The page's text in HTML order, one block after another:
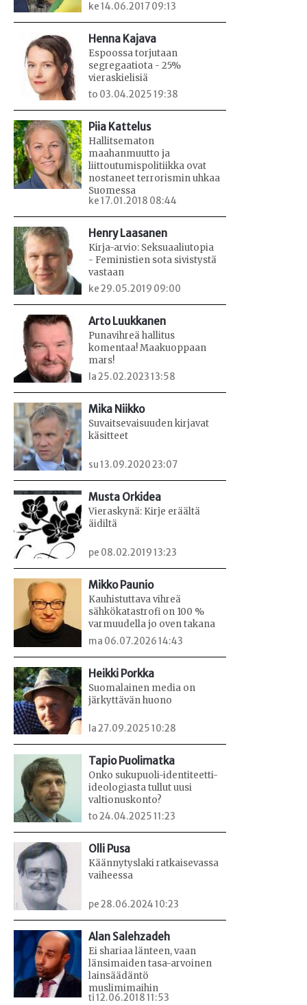
ke 14.06.2017 09:13
Henna Kajava
Espoossa torjutaan
segregaatiota - 25%
vieraskielisiä
to 03.04.2025 19:38
Piia Kattelus
Hallitsematon
maahanmuutto ja
liittoutumispolitiikka ovat
nostaneet terrorismin uhkaa
Suomessa
ke 17.01.2018 08:44
Henry Laasanen
Kirja-arvio: Seksuaaliutopia
- Feministien sota sivistystä
vastaan
ke 29.05.2019 09:00
Arto Luukkanen
Punavihreä hallitus
komentaa! Maakuoppaan
mars!
la 25.02.2023 13:58
Mika Niikko
Suvaitsevaisuuden kirjavat
käsitteet
su 13.09.2020 23:07
Musta Orkidea
Vieraskynä: Kirje eräältä
äidiltä
pe 08.02.2019 13:23
Mikko Paunio
Kauhistuttava vihreä
sähkökatastrofi on 100 %
varmuudella jo oven takana
ma 06.07.2026 14:43
Heikki Porkka
Suomalainen media on
järkyttävän huono
la 27.09.2025 10:28
Tapio Puolimatka
Onko sukupuoli-identiteetti-
ideologiasta tullut uusi
valtionuskonto?
to 24.04.2025 11:23
Olli Pusa
Käännytyslaki ratkaisevassa
vaiheessa
pe 28.06.2024 10:23
Alan Salehzadeh
Ei shariaa länteen, vaan
länsimaiden tasa-arvoinen
lainsäädäntö
muslimimaihin
ti 12.06.2018 11:53